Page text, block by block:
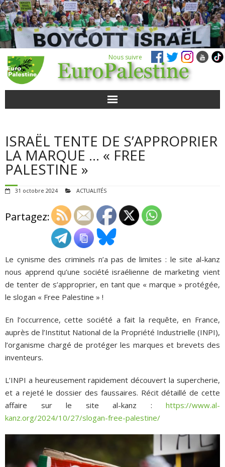
Nous suivre
POUR AGIR
AGENDA
QUI SOMMES-NOUS ?
ADHÉSIONS, DONS, CONTACT
ISRAËL TENTE DE S’APPROPRIER
LA MARQUE … « FREE
PALESTINE »
31 octobre 2024 ACTUALITÉS
Partagez:
Le cynisme des criminels n’a pas de limites : le site al-kanz
nous apprend qu’une société israélienne de marketing vient
de tenter de s’approprier, en tant que « marque » protégée,
le slogan « Free Palestine » !
En l’occurrence, cette société a fait la requête, en France,
auprès de l’Institut National de la Propriété Industrielle (INPI),
l’organisme chargé de protéger les marques et brevets des
inventeurs.
L’INPI a heureusement rapidement découvert la supercherie,
et a rejeté le dossier des faussaires. Récit détaillé de cette
affaire sur le site al-kanz : https://www.al-
kanz.org/2024/10/27/slogan-free-palestine/